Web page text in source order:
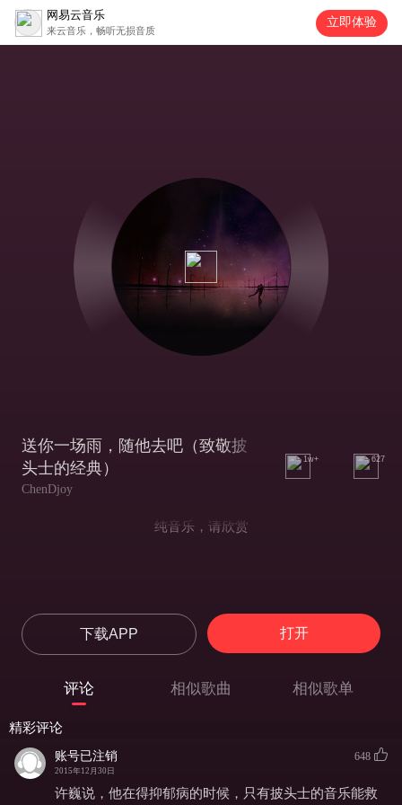
网易云音乐
来云音乐，畅听无损音质
立即体验
送你一场雨，随他去吧（致敬披
头士的经典）
ChenDjoy
1w+ 627
纯音乐，请欣赏
下载APP 打开
评论 相似歌曲 相似歌单
精彩评论
账号已注销
2015年12月30日
648
许巍说，他在得抑郁病的时候，只有披头士的音乐能救